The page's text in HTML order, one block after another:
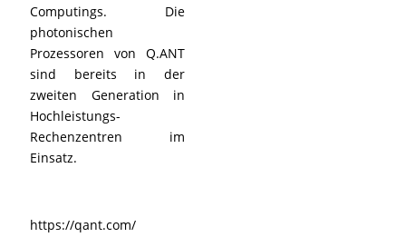
Computings. Die
photonischen
Prozessoren von Q.ANT
sind bereits in der
zweiten Generation in
Hochleistungs-
Rechenzentren im
Einsatz.
https://qant.com/